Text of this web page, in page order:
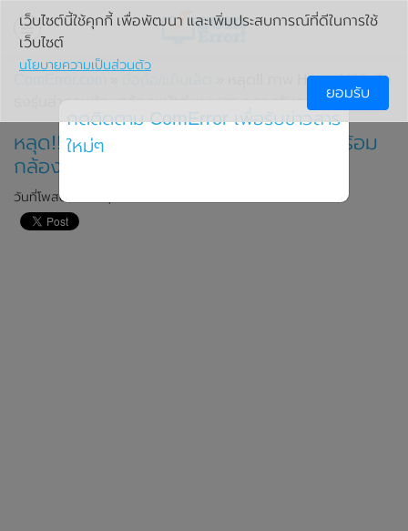
» หลุด!! ภาพ Honor V30 เรือ
ธงรุ่นล่าสุดพร้อมกล้องหน้าคู่ แบบเจาะรู รองรับกล้องหน้าคู่
หลุด!! ภาพ Honor V30 เรือธงรุ่นล่าสุดพร้อม
กล้องหน้าคู่ แบบเจาะรู รองรับกล้องหน้าคู่
วันที่โพสต์: 20 พฤศจิกายน 2019
เว็บไซต์นี้ใช้คุกกี้ เพื่อพัฒนา และเพิ่มประสบการณ์ที่ดีในการใช้
เว็บไซต์
นโยบายความเป็นส่วนตัว
ยอมรับ
กดติดตาม ComError เพื่อรับข่าวสาร
ใหม่ๆ